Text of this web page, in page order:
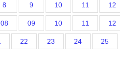
8 9 10 11 12
08 09 10 11 12
22 23 24 25